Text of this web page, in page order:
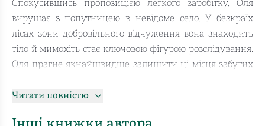
Спокусившись пропозицією легкого заробітку, Оля
вирушає з попутницею в невідоме село. У безкраїх
лісах зони добровільного відчуження вона знаходить
тіло й мимохіть стає ключовою фігурою розслідування.
Оля прагне якнайшвидше залишити ці місця забутих
історіями. Але нерозкрита справа перетворюється на
Читати повністю